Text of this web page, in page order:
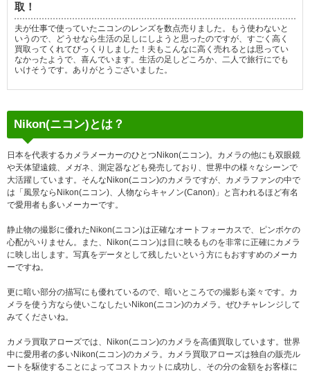
取！
夫が仕事で使っていたニコンのレンズを数点売りました。もう使わないと
いうので、どうせなら生活の足しにしようと思ったのですが、すごく高く
買取ってくれてびっくりしました！夫もこんなに高く売れるとは思ってい
なかったようで、喜んでいます。生活の足しどころか、二人で旅行にでも
いけそうです。ありがとうございました。
Nikon(ニコン)とは？
日本を代表するカメラメーカーのひとつNikon(ニコン)。カメラの他にも双眼鏡
や天体望遠鏡、メガネ、測定器なども発売しており、世界中の様々なシーンで
大活躍しています。そんなNikon(ニコン)のカメラですが、カメラファンの中で
は「風景ならNikon(ニコン)、人物ならキャノン(Canon)」と言われるほど有名
で愛用者も多いメーカーです。
静止物の撮影に優れたNikon(ニコン)は正確なオートフォーカスで、ピンボケの
心配がいりません。また、Nikon(ニコン)は目に映るものを非常に正確にカメラ
に映し出します。写真をデータとして残したいという方にもおすすめのメーカ
ーですね。
更に暗い部分の描写にも優れているので、暗いところでの撮影も楽々です。カ
メラを使う方なら使いこなしたいNikon(ニコン)のカメラ。ぜひチャレンジして
みてくださいね。
カメラ買取アローズでは、Nikon(ニコン)のカメラを高価買取しています。世界
中に愛用者の多いNikon(ニコン)のカメラ。カメラ買取アローズは独自の販売ル
ートを駆使することによってコストカットに成功し、その分の金額をお客様に